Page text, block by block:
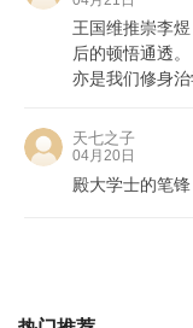
王国维推崇李煜
后的顿悟通透。
亦是我们修身
天七之子
04月20日
殿大学士的笔